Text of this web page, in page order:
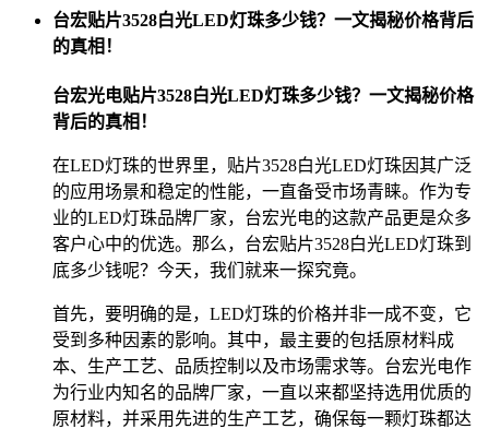
台宏贴片3528白光LED灯珠多少钱？一文揭秘价格背后
的真相！
台宏光电贴片3528白光LED灯珠多少钱？一文揭秘价格
背后的真相！
在LED灯珠的世界里，贴片3528白光LED灯珠因其广泛
的应用场景和稳定的性能，一直备受市场青睐。作为专
业的LED灯珠品牌厂家，台宏光电的这款产品更是众多
客户心中的优选。那么，台宏贴片3528白光LED灯珠到
底多少钱呢？今天，我们就来一探究竟。
首先，要明确的是，LED灯珠的价格并非一成不变，它
受到多种因素的影响。其中，最主要的包括原材料成
本、生产工艺、品质控制以及市场需求等。台宏光电作
为行业内知名的品牌厂家，一直以来都坚持选用优质的
原材料，并采用先进的生产工艺，确保每一颗灯珠都达